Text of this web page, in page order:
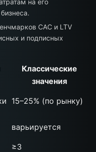
на его
CAC и LTV
и подписных
Классические
значения
15–25% (по рынку)
варьируется
≥3